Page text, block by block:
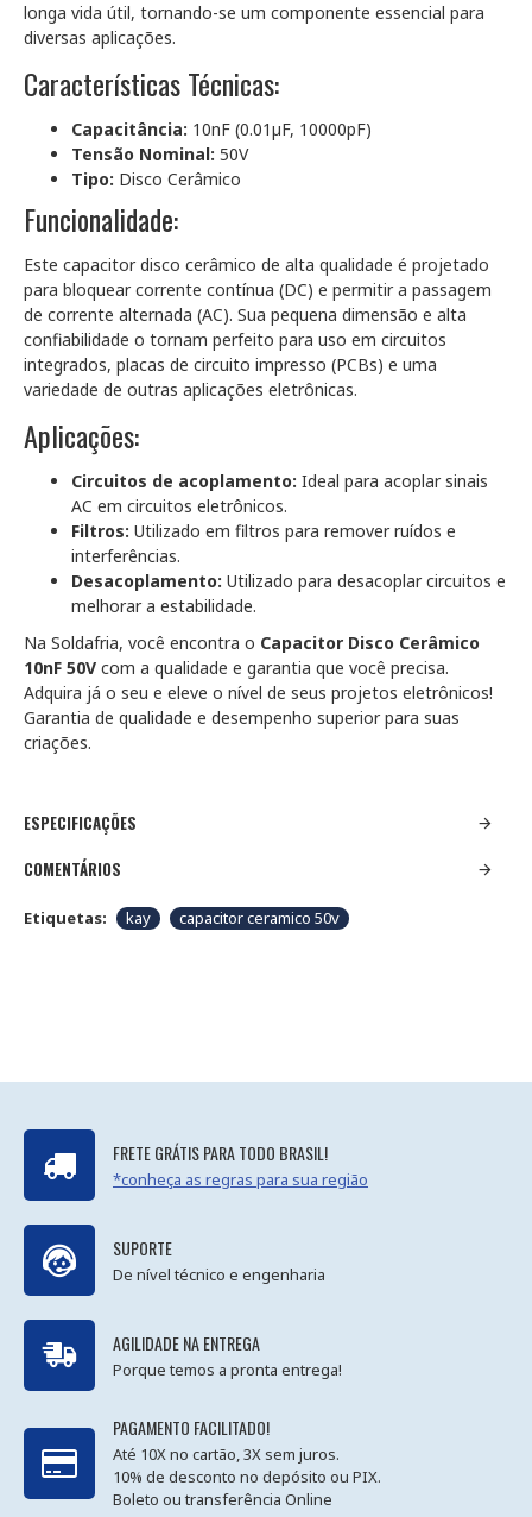
longa vida útil, tornando-se um componente essencial para
diversas aplicações.
Características Técnicas:
Capacitância: 10nF (0.01µF, 10000pF)
Tensão Nominal: 50V
Tipo: Disco Cerâmico
Funcionalidade:
Este capacitor disco cerâmico de alta qualidade é projetado
para bloquear corrente contínua (DC) e permitir a passagem
de corrente alternada (AC). Sua pequena dimensão e alta
confiabilidade o tornam perfeito para uso em circuitos
integrados, placas de circuito impresso (PCBs) e uma
variedade de outras aplicações eletrônicas.
Aplicações:
Circuitos de acoplamento: Ideal para acoplar sinais
AC em circuitos eletrônicos.
Filtros: Utilizado em filtros para remover ruídos e
interferências.
Desacoplamento: Utilizado para desacoplar circuitos e
melhorar a estabilidade.
Na Soldafria, você encontra o Capacitor Disco Cerâmico
10nF 50V com a qualidade e garantia que você precisa.
Adquira já o seu e eleve o nível de seus projetos eletrônicos!
Garantia de qualidade e desempenho superior para suas
criações.
ESPECIFICAÇÕES
COMENTÁRIOS
Etiquetas: kay capacitor ceramico 50v
FRETE GRÁTIS PARA TODO BRASIL!
*conheça as regras para sua região
SUPORTE
De nível técnico e engenharia
AGILIDADE NA ENTREGA
Porque temos a pronta entrega!
PAGAMENTO FACILITADO!
Até 10X no cartão, 3X sem juros.
10% de desconto no depósito ou PIX.
Boleto ou transferência Online